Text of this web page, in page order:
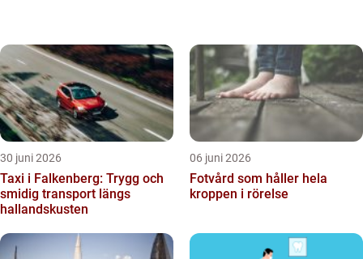
30 juni 2026
Taxi i Falkenberg: Trygg och
smidig transport längs
hallandskusten
06 juni 2026
Fotvård som håller hela
kroppen i rörelse